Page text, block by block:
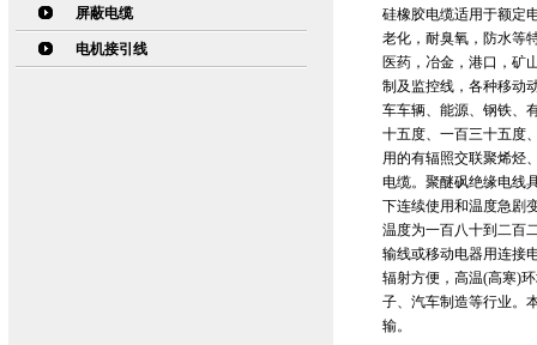
屏蔽电缆
电机接引线
硅橡胶电缆适用于额定
老化，耐臭氧，防水等
医药，冶金，港口，矿
制及监控线，各种移动
车车辆、能源、钢铁、
十五度、一百三十五度
用的有辐照交联聚烯烃
电缆。聚醚砜绝缘电线
下连续使用和温度急剧
温度为一百八十到二百
输线或移动电器用连接
辐射方便，高温(高寒)
子、汽车制造等行业。
输。